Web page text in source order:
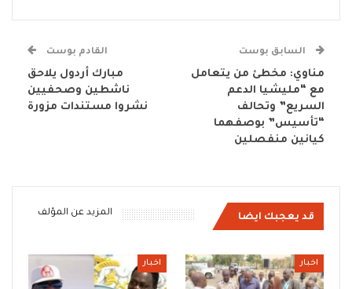
السابق بوست
مناوي: مخطئ من يتعامل
مع “مليشيا الدعم
السريع” وتحالف
“تأسيس” بوصفهما
كيانين منفصلين
القادم بوست
مبارك أردول يلاحق
ناشطين وصحفيين
نشروا مستندات مزورة
قد يعجبك ايضا المزيد عن المؤلف
اخبار اخبار